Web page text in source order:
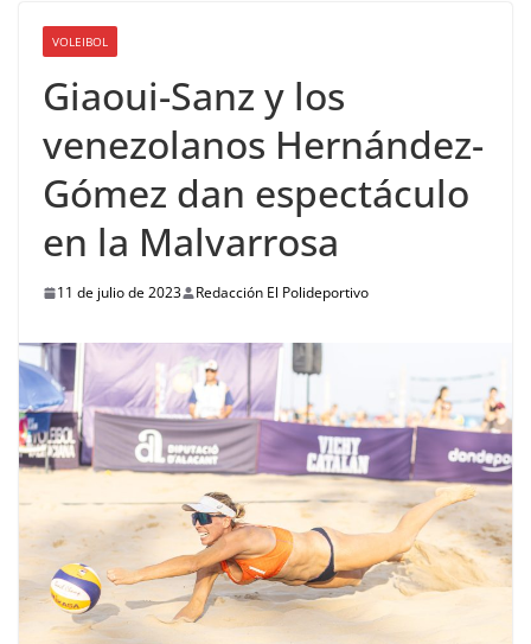
VOLEIBOL
Giaoui-Sanz y los
venezolanos Hernández-
Gómez dan espectáculo
en la Malvarrosa
11 de julio de 2023 Redacción El Polideportivo